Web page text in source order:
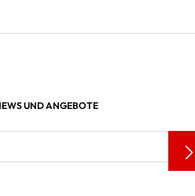
UND ANGEBOTE